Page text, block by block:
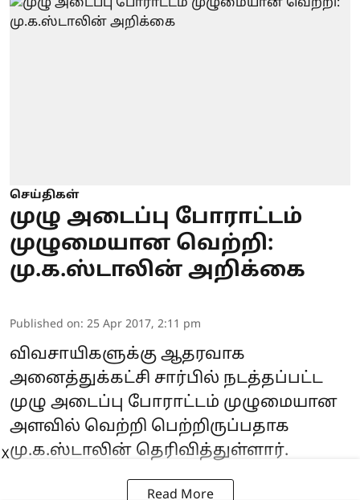
செய்திகள்
முழு அடைப்பு போராட்டம்
முழுமையான வெற்றி:
மு.க.ஸ்டாலின் அறிக்கை
Published on: 25 Apr 2017, 2:11 pm
விவசாயிகளுக்கு ஆதரவாக
அனைத்துக்கட்சி சார்பில் நடத்தப்பட்ட
முழு அடைப்பு போராட்டம் முழுமையான
அளவில் வெற்றி பெற்றிருப்பதாக
மு.க.ஸ்டாலின் தெரிவித்துள்ளார்.
Read More
X